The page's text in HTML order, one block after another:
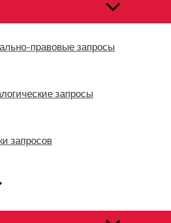
правовые запросы
запросы
запросов